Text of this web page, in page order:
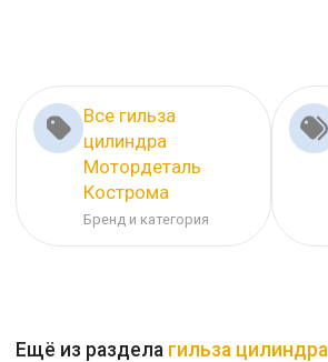
Все гильза
цилиндра
Мотордеталь
Кострома
Бренд и категория
Ещё из раздела гильза цилиндра